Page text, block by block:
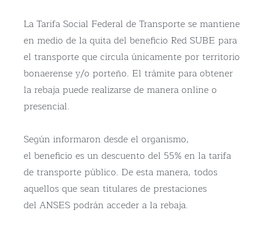
La Tarifa Social Federal de Transporte se mantiene
en medio de la quita del beneficio Red SUBE para
el transporte que circula únicamente por territorio
bonaerense y/o porteño. El trámite para obtener
la rebaja puede realizarse de manera online o
presencial.
Según informaron desde el organismo,
el beneficio es un descuento del 55% en la tarifa
de transporte público. De esta manera, todos
aquellos que sean titulares de prestaciones
del ANSES podrán acceder a la rebaja.